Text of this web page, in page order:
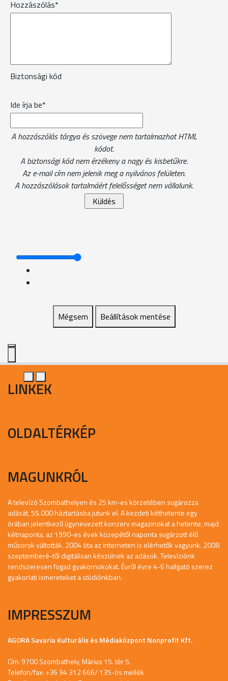
Hozzászólás*
Biztonsági kód
Ide írja be*
A hozzászólás tárgya és szövege nem tartalmazhat HTML
kódot.
A biztonsági kód nem érzékeny a nagy és kisbetűkre.
Az e-mail cím nem jelenik meg a nyilvános felületen.
A hozzászólások tartalmáért felelősséget nem vállalunk.
Mégsem Beállítások mentése
LINKEK
OLDALTÉRKÉP
MAGUNKRÓL
A televízó Szombathelyen és 25 km-es körzetében sugározza
adását, 55.000 háztartásba jutunk el. A kezdeti kéthetente egy
órában jelentkező úgynevezett konzerv magazinokat a hetente, majd
kétnaponta, az 1990-es évek közepétől naponta sugárzott élő
műsorok váltották. 2004 óta az interneten is elérhetők vagyunk. 2008
szeptemberé-től digitálisan készülnek az adások. Televíziónk
rendszeresen fogad gyakornokokat. Évről évre 4-6 hallgató szerez
gyakorlati ismereteket a stúdiónkban.
IMPRESSZUM
AGORA Savaria Kulturális és Médiaközpont Nonprofit Kft.
Cím: 9700 Szombathely, Márius 15. tér 5.
Telefon/fax: +36 94 312 666/ 135-ös mellék